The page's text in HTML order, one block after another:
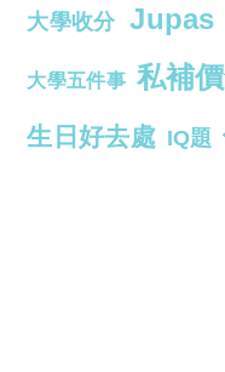
大學收分 Jupas
大學五件事 私補
生日好去處 IQ題